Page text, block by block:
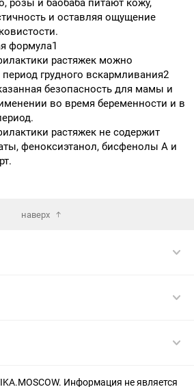
и оставляя ощущение
формула1
растяжек можно
грудного вскармливания2
безопасность для мамы и
во время беременности и в
растяжек не содержит
феноксиэтанол, бисфенолы A и
наверх
Информация не является